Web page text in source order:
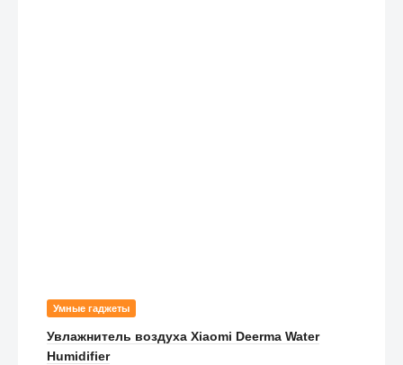
Умные гаджеты
Увлажнитель воздуха Xiaomi Deerma Water
Humidifier